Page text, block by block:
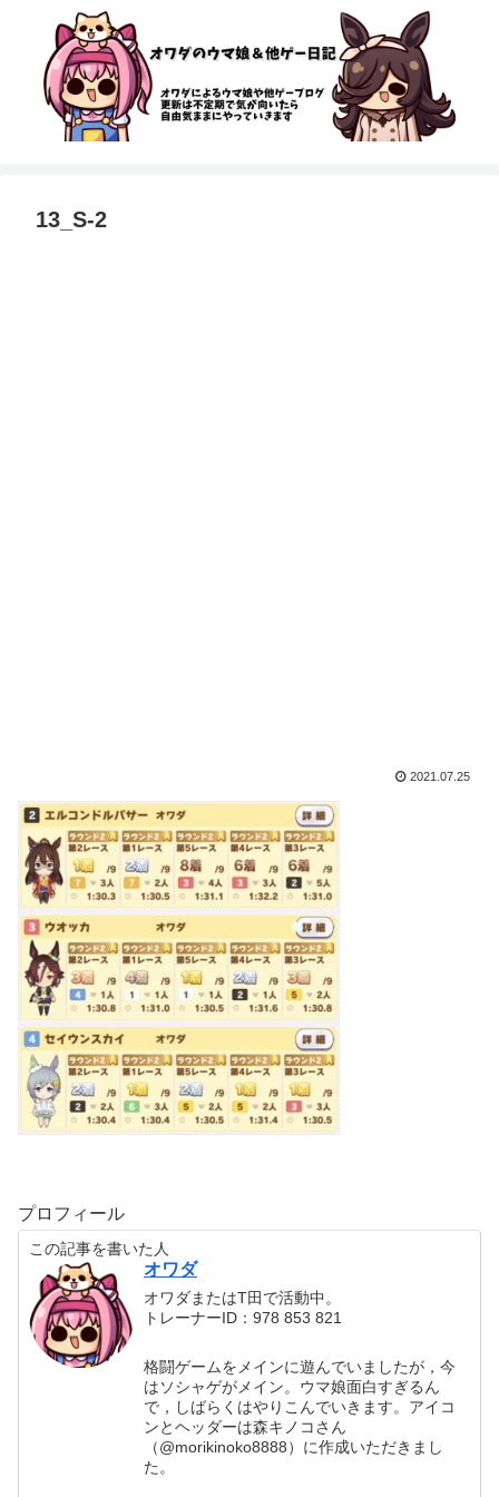
13_S-2
2021.07.25
プロフィール
この記事を書いた人
オワダ
オワダまたはT田で活動中。
トレーナーID：978 853 821
格闘ゲームをメインに遊んでいましたが，今
はソシャゲがメイン。ウマ娘面白すぎるん
で，しばらくはやりこんでいきます。アイコ
ンとヘッダーは森キノコさん
（@morikinoko8888）に作成いただきまし
た。